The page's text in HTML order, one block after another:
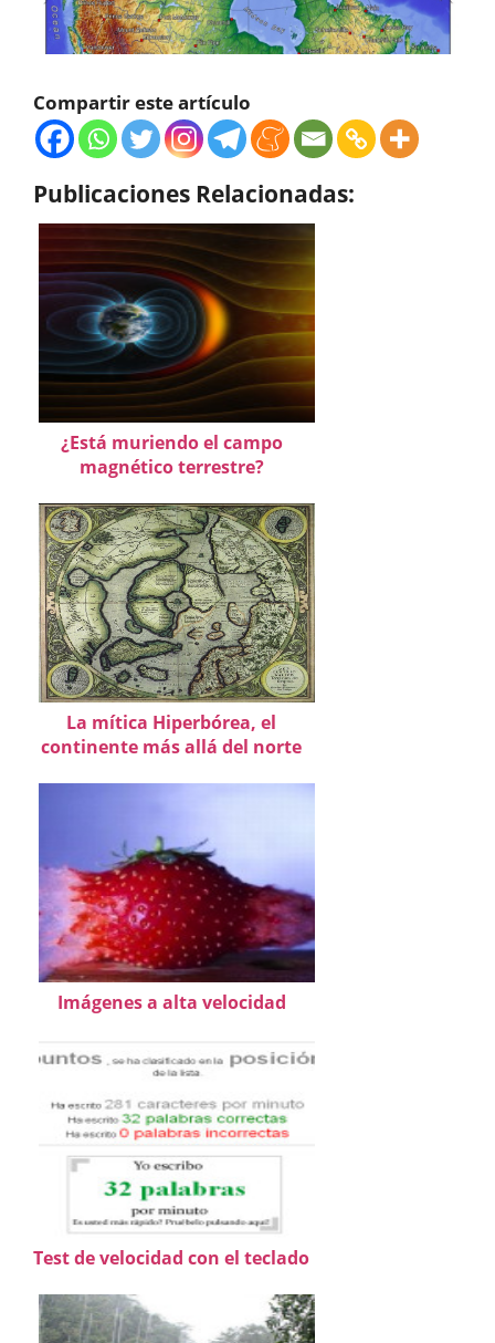
Compartir este artículo
Publicaciones Relacionadas:
¿Está muriendo el campo
magnético terrestre?
La mítica Hiperbórea, el
continente más allá del norte
Imágenes a alta velocidad
Test de velocidad con el teclado